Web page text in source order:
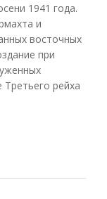
1941 года.
и
восточных
при
рейха